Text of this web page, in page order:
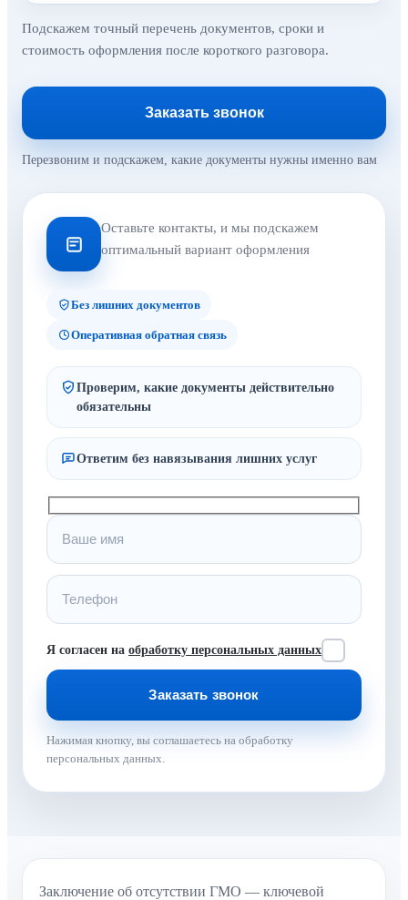
Подскажем точный перечень документов, сроки и
стоимость оформления после короткого разговора.
Заказать звонок
Перезвоним и подскажем, какие документы нужны именно вам
Оставьте контакты, и мы подскажем
оптимальный вариант оформления
Без лишних документов
Оперативная обратная связь
Проверим, какие документы действительно
обязательны
Ответим без навязывания лишних услуг
Я согласен на обработку персональных данных
Нажимая кнопку, вы соглашаетесь на обработку
персональных данных.
Заключение об отсутствии ГМО — ключевой